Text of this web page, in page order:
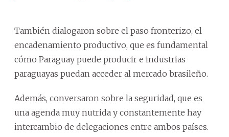
También dialogaron sobre el paso fronterizo, el
encadenamiento productivo, que es fundamental
cómo Paraguay puede producir e industrias
paraguayas puedan acceder al mercado brasileño.
Además, conversaron sobre la seguridad, que es
una agenda muy nutrida y constantemente hay
intercambio de delegaciones entre ambos países.